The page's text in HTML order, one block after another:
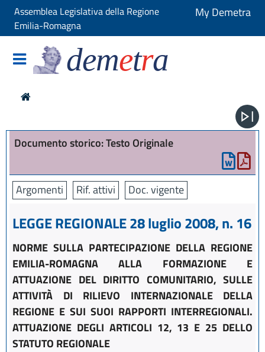
Assemblea Legislativa della Regione
Emilia-Romagna
My Demetra
demetra
Documento storico: Testo Originale
Argomenti Rif. attivi Doc. vigente
LEGGE REGIONALE 28 luglio 2008, n. 16
NORME SULLA PARTECIPAZIONE DELLA REGIONE
EMILIA-ROMAGNA ALLA FORMAZIONE E
ATTUAZIONE DEL DIRITTO COMUNITARIO, SULLE
ATTIVITÀ DI RILIEVO INTERNAZIONALE DELLA
REGIONE E SUI SUOI RAPPORTI INTERREGIONALI.
ATTUAZIONE DEGLI ARTICOLI 12, 13 E 25 DELLO
STATUTO REGIONALE